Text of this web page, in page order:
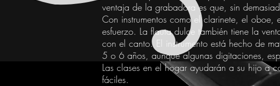
ventaja de la grabadora es que, sin
Con instrumentos como el clarinete, el oboe,
esfuerzo. La flauta dulce también tiene la
con el canto. El instrumento está hecho de
5 o 6 años, aunque algunas digitaciones,
Las clases en el hogar ayudarán a su hijo a
fáciles.